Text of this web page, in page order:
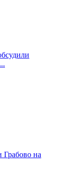
Грабово на